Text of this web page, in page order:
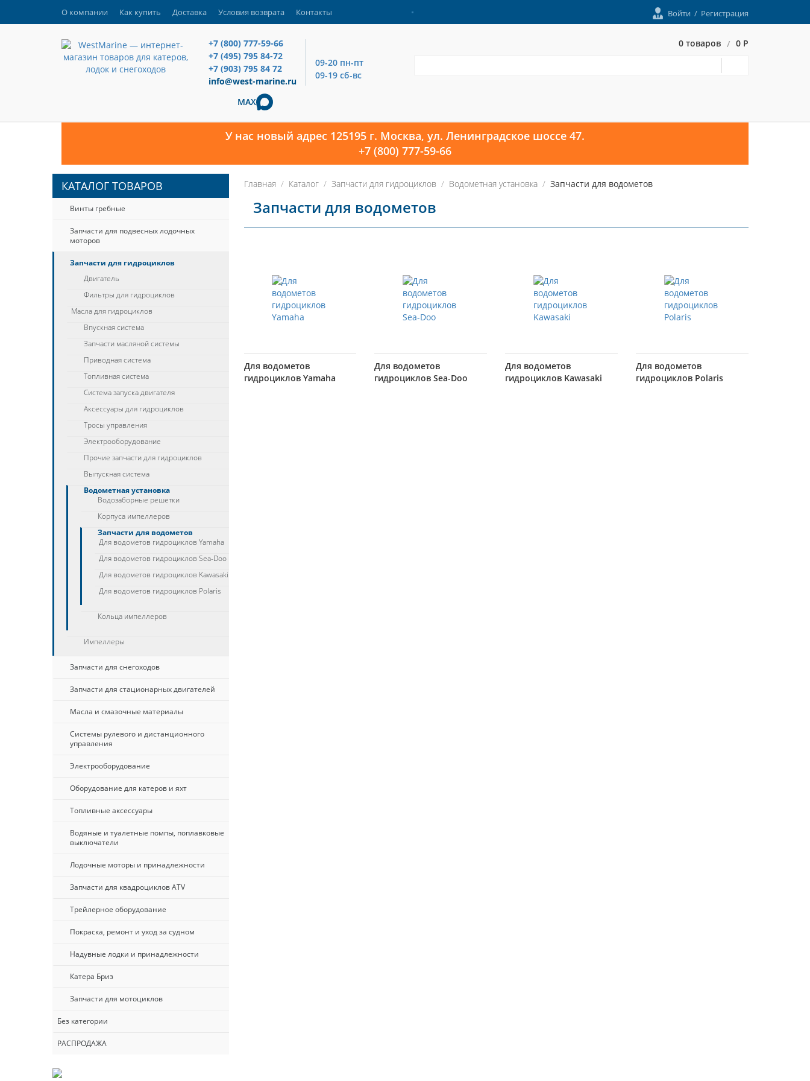
О компании Как купить Доставка Условия возврата Контакты Войти / Регистрация
+7 (800) 777-59-66
+7 (495) 795 84-72
+7 (903) 795 84 72
info@west-marine.ru
09-20 пн-пт
09-19 сб-вс
MAX
0 товаров / 0 Р
У нас новый адрес 125195 г. Москва, ул. Ленинградское шоссе 47.
+7 (800) 777-59-66
Главная Каталог Запчасти для гидроциклов Водометная установка Запчасти для водометов
Запчасти для водометов
Для водометов
гидроциклов Yamaha
Для водометов
гидроциклов Sea-Doo
Для водометов
гидроциклов Kawasaki
Для водометов
гидроциклов Polaris
КАТАЛОГ ТОВАРОВ
Винты гребные
Запчасти для подвесных лодочных
моторов
Запчасти для гидроциклов
Двигатель
Фильтры для гидроциклов
Масла для гидроциклов
Впускная система
Запчасти масляной системы
Приводная система
Топливная система
Система запуска двигателя
Аксессуары для гидроциклов
Тросы управления
Электрооборудование
Прочие запчасти для гидроциклов
Выпускная система
Водометная установка
Водозаборные решетки
Корпуса импеллеров
Запчасти для водометов
Для водометов гидроциклов Yamaha
Для водометов гидроциклов Sea-Doo
Для водометов гидроциклов Kawasaki
Для водометов гидроциклов Polaris
Кольца импеллеров
Импеллеры
Запчасти для снегоходов
Запчасти для стационарных двигателей
Масла и смазочные материалы
Системы рулевого и дистанционного
управления
Электрооборудование
Оборудование для катеров и яхт
Топливные аксессуары
Водяные и туалетные помпы, поплавковые
выключатели
Лодочные моторы и принадлежности
Запчасти для квадроциклов ATV
Трейлерное оборудование
Покраска, ремонт и уход за судном
Надувные лодки и принадлежности
Катера Бриз
Запчасти для мотоциклов
Без категории
РАСПРОДАЖА